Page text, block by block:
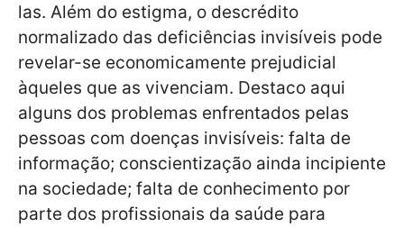
las. Além do estigma, o descrédito
normalizado das deficiências invisíveis pode
revelar-se economicamente prejudicial
àqueles que as vivenciam. Destaco aqui
alguns dos problemas enfrentados pelas
pessoas com doenças invisíveis: falta de
informação; conscientização ainda incipiente
na sociedade; falta de conhecimento por
parte dos profissionais da saúde para